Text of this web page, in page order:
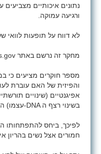
נתונים איכותיים
ורגיעה עמוקה.
לא דווח על תופעות לוואי
מחקר זה נרשם באתר
מספר חוקרים מציעים כי
והפיזית של האם עוברת
אפיגנטיים (שינויים
בשינוי רצף ה -DNAעצמו)
לפיכך, ביחס להתפתחותו
חמורים אצל נשים בהריון